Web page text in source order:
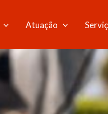
Atuação